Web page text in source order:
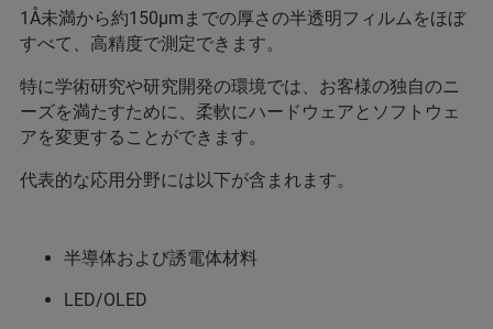
1Å未満から約150µmまでの厚さの半透明フィルムをほぼ
すべて、高精度で測定できます。
特に学術研究や研究開発の環境では、お客様の独自のニ
ーズを満たすために、柔軟にハードウェアとソフトウェ
アを変更することができます。
代表的な応用分野には以下が含まれます。
半導体および誘電体材料
LED/OLED